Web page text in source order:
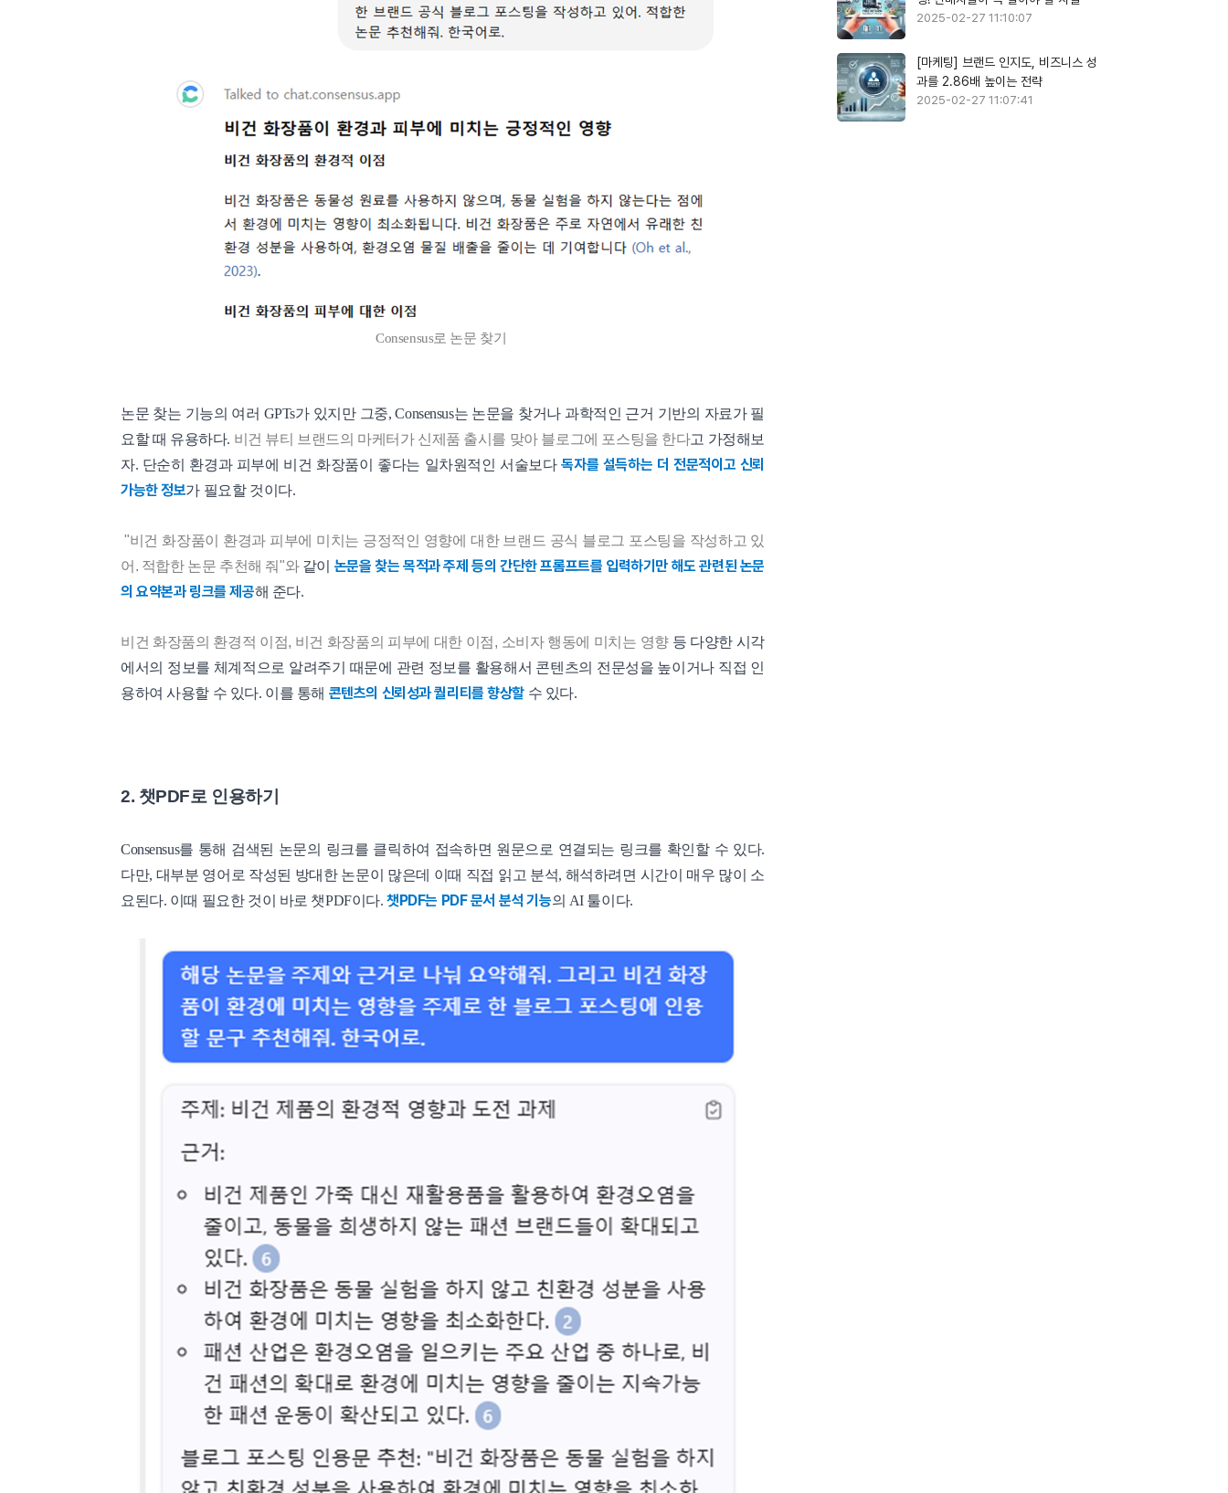
Consensus로 논문 찾기
논문 찾는 기능의 여러 GPTs가 있지만 그중, Consensus는 논문을 찾거나 과학적인 근거 기반의 자료가 필
요할 때 유용하다. 비건 뷰티 브랜드의 마케터가 신제품 출시를 맞아 블로그에 포스팅을 한다고 가정해보
자. 단순히 환경과 피부에 비건 화장품이 좋다는 일차원적인 서술보다독자를 설득하는 더 전문적이고 신뢰
가능한 정보가 필요할 것이다.
"비건 화장품이 환경과 피부에 미치는 긍정적인 영향에 대한 브랜드 공식 블로그 포스팅을 작성하고 있
어. 적합한 논문 추천해 줘"와같이
논문을 찾는 목적과 주제 등의 간단한 프롬프트를 입력하기만 해도 관련된 논문
의 요약본과 링크를 제공해 준다.
비건 화장품의 환경적 이점, 비건 화장품의 피부에 대한 이점, 소비자 행동에 미치는 영향등 다양한 시각
에서의 정보를 체계적으로 알려주기 때문에 관련 정보를 활용해서 콘텐츠의 전문성을 높이거나 직접 인
용하여 사용할 수 있다. 이를 통해 콘텐츠의 신뢰성과 퀄리티를 향상할 수 있다.
2. 챗PDF로 인용하기
Consensus를 통해 검색된 논문의 링크를 클릭하여 접속하면 원문으로 연결되는 링크를 확인할 수 있다.
다만, 대부분 영어로 작성된 방대한 논문이 많은데 이때 직접 읽고 분석, 해석하려면 시간이 매우 많이 소
요된다. 이때 필요한 것이 바로 챗PDF이다.챗PDF는 PDF 문서 분석 기능의 AI 툴이다.
2025-02-27 11:10:07
[마케팅] 브랜드 인지도, 비즈니스 성
과를 2.86배 높이는 전략
2025-02-27 11:07:41